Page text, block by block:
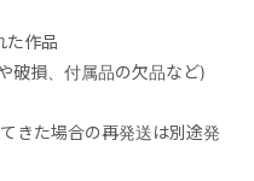
た作品
破損、付属品の欠品など)
きた場合の再発送は別途発